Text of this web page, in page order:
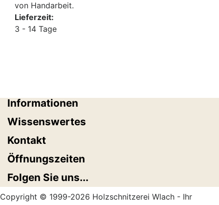
von Handarbeit.
Lieferzeit:
3 - 14 Tage
Informationen
Wissenswertes
Kontakt
Öffnungszeiten
Folgen Sie uns...
Copyright © 1999-2026 Holzschnitzerei Wlach - Ihr